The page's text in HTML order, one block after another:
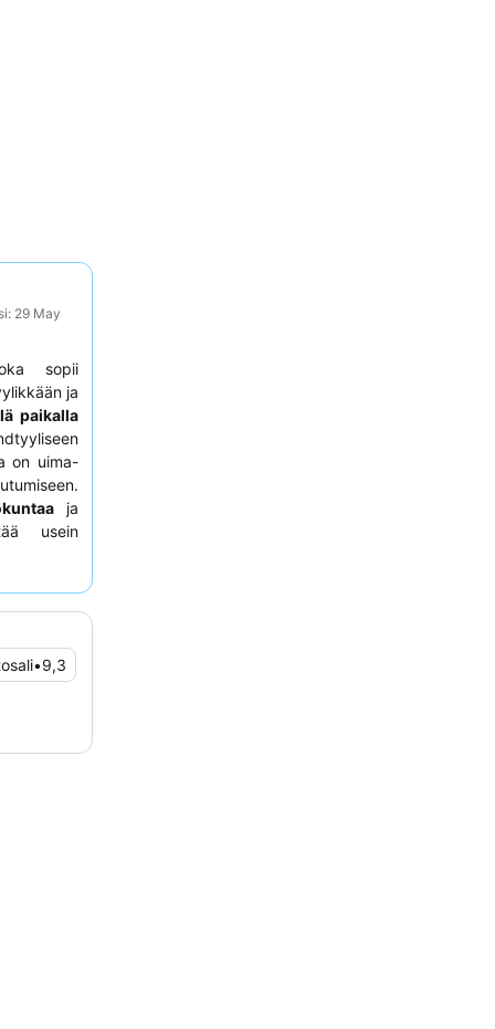
29 May
sopii
ja
paikalla
on uima-
ja
usein
•9,3